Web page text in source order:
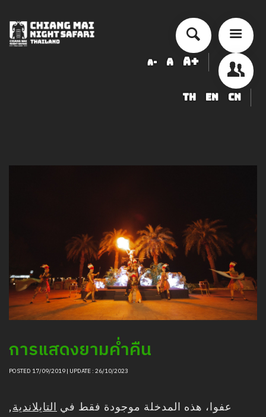
A- A A+
TH EN CN
LOGIN
การแสดงยามค่ำคืน
POSTED 17/09/2019 | UPDATE : 26/10/2023
عفوا، هذه المدخلة موجودة فقط في التايلاندية,